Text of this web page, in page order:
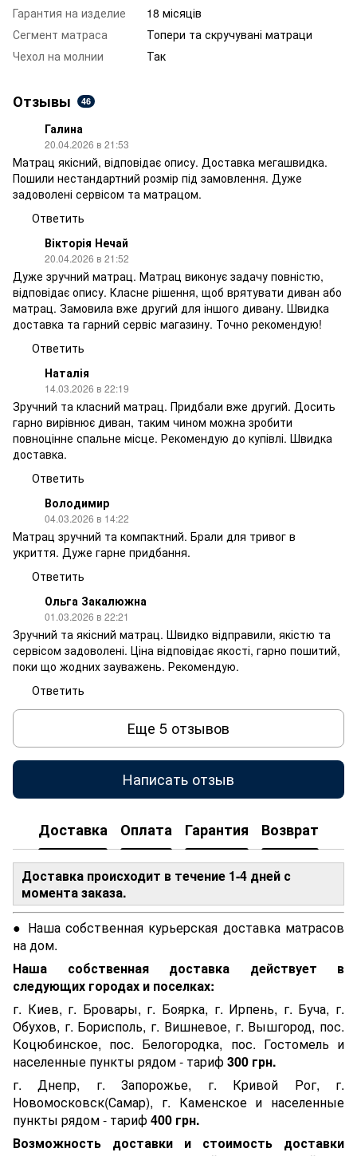
Гарантия на изделие
18 місяців
Сегмент матраса
Топери та скручувані матраци
Чехол на молнии
Так
Отзывы 46
Галина
20.04.2026 в 21:53
Матрац якісний, відповідає опису. Доставка мегашвидка.
Пошили нестандартний розмір під замовлення. Дуже
задоволені сервісом та матрацом.
Ответить
Вікторія Нечай
20.04.2026 в 21:52
Дуже зручний матрац. Матрац виконує задачу повністю,
відповідає опису. Класне рішення, щоб врятувати диван або
матрац. Замовила вже другий для іншого дивану. Швидка
доставка та гарний сервіс магазину. Точно рекомендую!
Ответить
Наталія
14.03.2026 в 22:19
Зручний та класний матрац. Придбали вже другий. Досить
гарно вирівнює диван, таким чином можна зробити
повноцінне спальне місце. Рекомендую до купівлі. Швидка
доставка.
Ответить
Володимир
04.03.2026 в 14:22
Матрац зручний та компактний. Брали для тривог в
укриття. Дуже гарне придбання.
Ответить
Ольга Закалюжна
01.03.2026 в 22:21
Зручний та якісний матрац. Швидко відправили, якістю та
сервісом задоволені. Ціна відповідає якості, гарно пошитий,
поки що жодних зауважень. Рекомендую.
Ответить
Еще 5 отзывов
Написать отзыв
Доставка Оплата Гарантия Возврат
Доставка происходит в течение 1-4 дней с
момента заказа.
● Наша собственная курьерская доставка матрасов
на дом.
Наша собственная доставка действует в
следующих городах и поселках:
г. Киев, г. Бровары, г. Боярка, г. Ирпень, г. Буча, г.
Обухов, г. Борисполь, г. Вишневое, г. Вышгород, пос.
Коцюбинское, пос. Белогородка, пос. Гостомель и
населенные пункты рядом - тариф300 грн.
г. Днепр, г. Запорожье, г. Кривой Рог, г.
Новомосковск(Самар), г. Каменское и населенные
пункты рядом - тариф400 грн.
Возможность доставки и стоимость доставки